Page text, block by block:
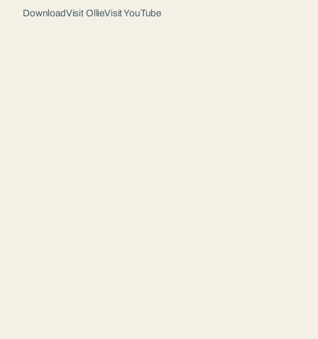
DownloadVisit OllieVisit YouTube